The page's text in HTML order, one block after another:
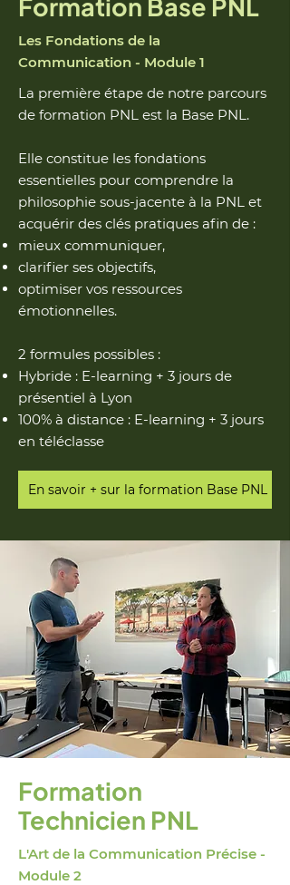
Formation Base PNL
Les Fondations de la
Communication - Module 1
La première étape de notre parcours
de formation PNL est la Base PNL.
Elle constitue les fondations
essentielles pour comprendre la
philosophie sous-jacente à la PNL et
acquérir des clés pratiques afin de :
mieux communiquer,
clarifier ses objectifs,
optimiser vos ressources
émotionnelles.
2 formules possibles :
Hybride : E-learning + 3 jours de
présentiel à Lyon
100% à distance : E-learning + 3 jours
en téléclasse
En savoir + sur la formation Base PNL
Formation
Technicien PNL
L'Art de la Communication Précise -
Module 2